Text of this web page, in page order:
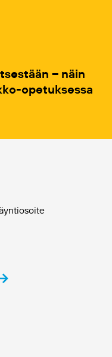
– näin
opetuksessa